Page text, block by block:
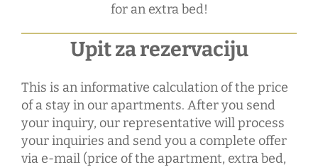
for an extra bed!
Upit za rezervaciju
This is an informative calculation of the price
of a stay in our apartments. After you send
your inquiry, our representative will process
your inquiries and send you a complete offer
via e-mail (price of the apartment, extra bed,